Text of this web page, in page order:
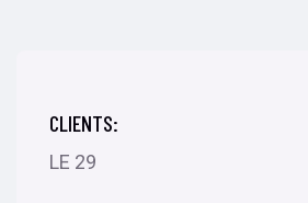
CLIENTS:
LE 29